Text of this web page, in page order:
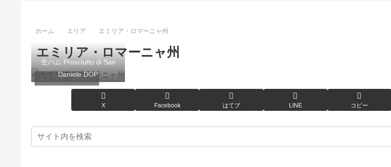
ホーム エリア エミリア・ロマーニャ州
エミリア・ロマーニャ州
エミリア・ロマーニャ州
生ハム Prosciutto di San
Daniele DOP
X Facebook はてブ LINE コピー